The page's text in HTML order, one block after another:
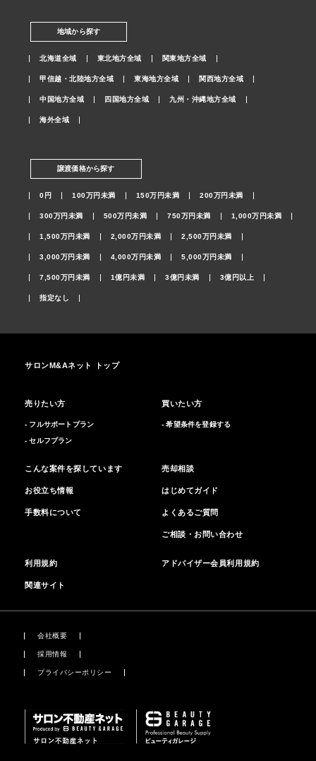
地域から探す
北海道全域 東北地方全域 関東地方全域
甲信越・北陸地方全域 東海地方全域 関西地方全域
中国地方全域 四国地方全域 九州・沖縄地方全域
海外全域
譲渡価格から探す
0円 100万円未満 150万円未満 200万円未満
300万円未満 500万円未満 750万円未満 1,000万円未満
1,500万円未満 2,000万円未満 2,500万円未満
3,000万円未満 4,000万円未満 5,000万円未満
7,500万円未満 1億円未満 3億円未満 3億円以上
指定なし
サロンM&Aネット トップ
売りたい方
- フルサポートプラン
- セルフプラン
買いたい方
- 希望条件を登録する
こんな案件を探しています
お役立ち情報
手数料について
売却相談
はじめてガイド
よくあるご質問
ご相談・お問い合わせ
利用規約 アドバイザー会員利用規約
関連サイト
会社概要
採用情報
プライバシーポリシー